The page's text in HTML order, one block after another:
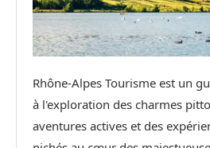
Rhône-Alpes Tourisme est un
à l'exploration des charmes
aventures actives et des